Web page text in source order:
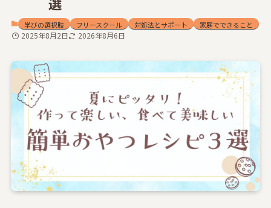
学びの選択肢 フリースクール 対処法とサポート 家庭でできること
2025年8月2日 2026年8月6日